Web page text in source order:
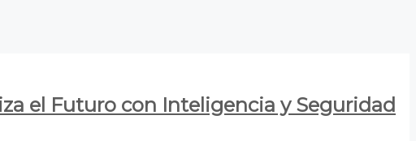
el Futuro con Inteligencia y Seguridad